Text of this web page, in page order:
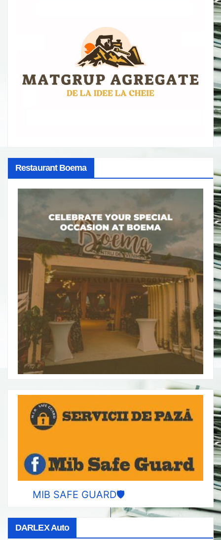
Restaurant Boema
MIB SAFE GUARD🛡️
DARLEX Auto